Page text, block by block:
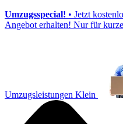
Umzugsspecial! • Jetzt
Angebot erhalten! Nur für
Umzugsleistungen Klein